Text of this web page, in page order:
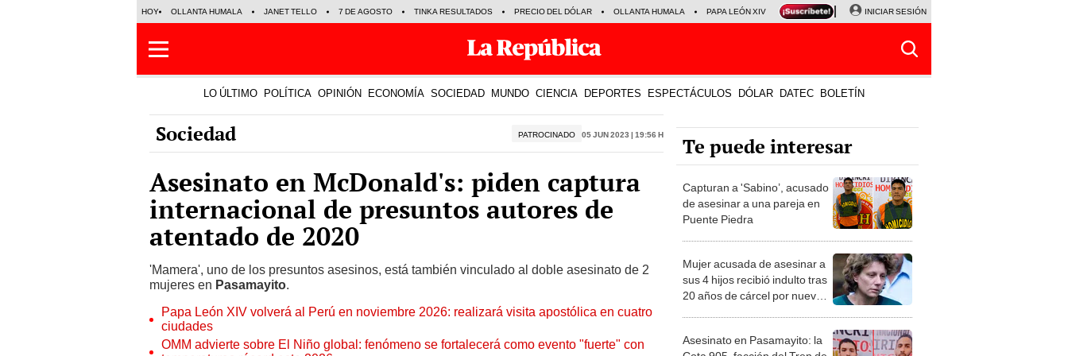
HOY OLLANTA HUMALA JANET TELLO 7 DE AGOSTO TINKA RESULTADOS PRECIO DEL DÓLAR OLLANTA HUMALA PAPA LEÓN XIV NALDY SALDAÑA LA BELLA LUZ
INICIAR SESIÓN
LO ÚLTIMO POLÍTICA OPINIÓN ECONOMÍA SOCIEDAD MUNDO CIENCIA DEPORTES ESPECTÁCULOS DÓLAR DATEC BOLETÍN
Sociedad PATROCINADO 05 Jun 2023 | 19:56 h
Asesinato en McDonald's: piden captura
internacional de presuntos autores de
atentado de 2020
'Mamera', uno de los presuntos asesinos, está también vinculado al doble asesinato de 2
mujeres en Pasamayito.
Papa León XIV volverá al Perú en noviembre 2026: realizará visita apostólica en cuatro
ciudades
OMM advierte sobre El Niño global: fenómeno se fortalecerá como evento "fuerte" con
Te puede interesar
Capturan a 'Sabino’, acusado
de asesinar a una pareja en
Puente Piedra
Mujer acusada de asesinar a
sus 4 hijos recibió indulto tras
20 años de cárcel por nueva
Asesinato en Pasamayito: la